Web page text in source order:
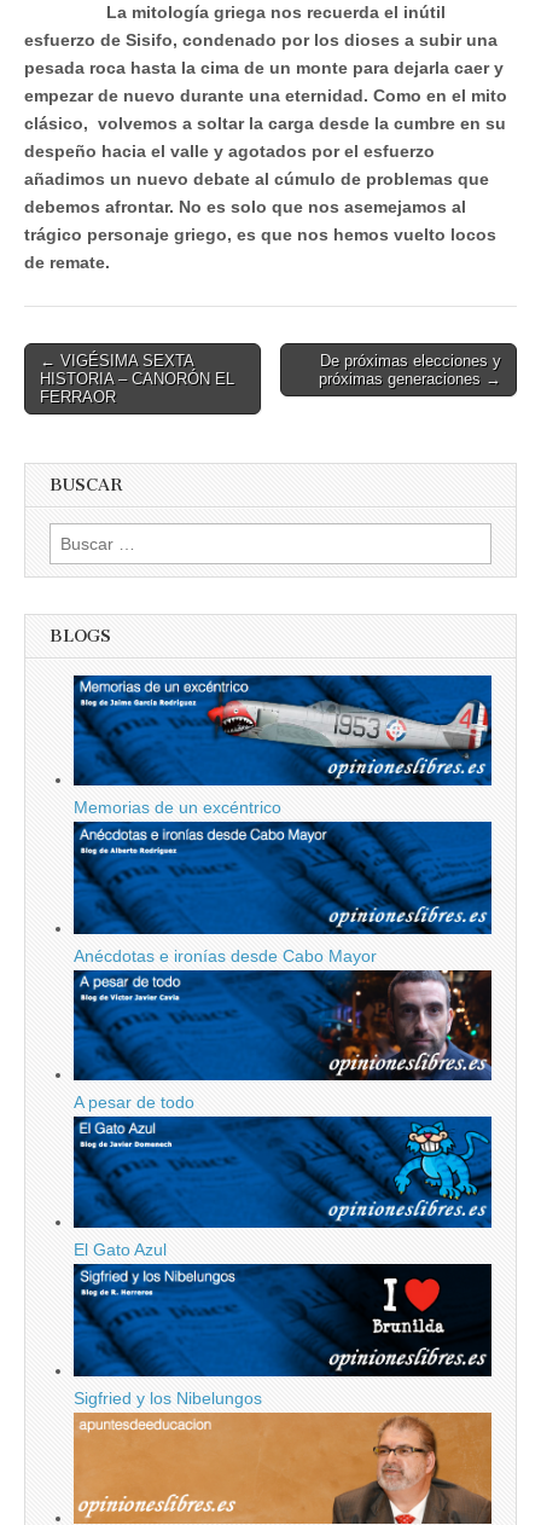
La mitología griega nos recuerda el inútil
esfuerzo de Sisifo, condenado por los dioses a subir una
pesada roca hasta la cima de un monte para dejarla caer y
empezar de nuevo durante una eternidad. Como en el mito
clásico, volvemos a soltar la carga desde la cumbre en su
despeño hacia el valle y agotados por el esfuerzo
añadimos un nuevo debate al cúmulo de problemas que
debemos afrontar. No es solo que nos asemejamos al
trágico personaje griego, es que nos hemos vuelto locos
de remate.
Post
navigation
← VIGÉSIMA SEXTA
HISTORIA – CANORÓN EL
FERRAOR
De próximas elecciones y
próximas generaciones →
BUSCAR
Buscar:
BLOGS
Memorias de un excéntrico
Anécdotas e ironías desde Cabo Mayor
A pesar de todo
El Gato Azul
Sigfried y los Nibelungos